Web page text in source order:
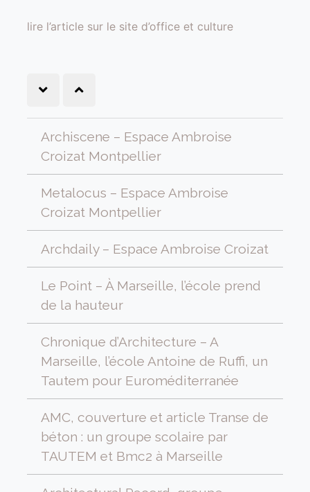
lire l’article sur le site d’office et culture
Archiscene – Espace Ambroise
Croizat Montpellier
Metalocus – Espace Ambroise
Croizat Montpellier
Archdaily – Espace Ambroise Croizat
Le Point – À Marseille, l’école prend
de la hauteur
Chronique d’Architecture – A
Marseille, l’école Antoine de Ruffi, un
Tautem pour Euroméditerranée
AMC, couverture et article Transe de
béton : un groupe scolaire par
TAUTEM et Bmc2 à Marseille